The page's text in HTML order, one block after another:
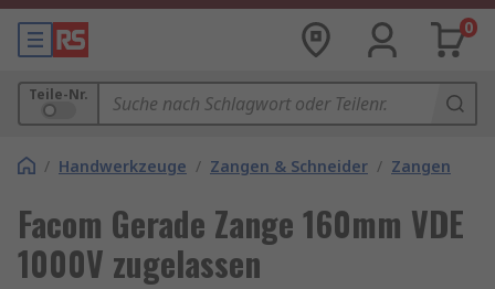
0
Teile-Nr.
/ Handwerkzeuge / Zangen & Schneider / Zangen
Facom Gerade Zange 160mm VDE
1000V zugelassen